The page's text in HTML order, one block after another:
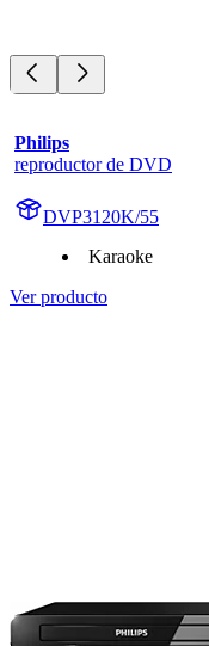
Philips
reproductor de DVD
DVP3120K/55
Karaoke
Ver producto